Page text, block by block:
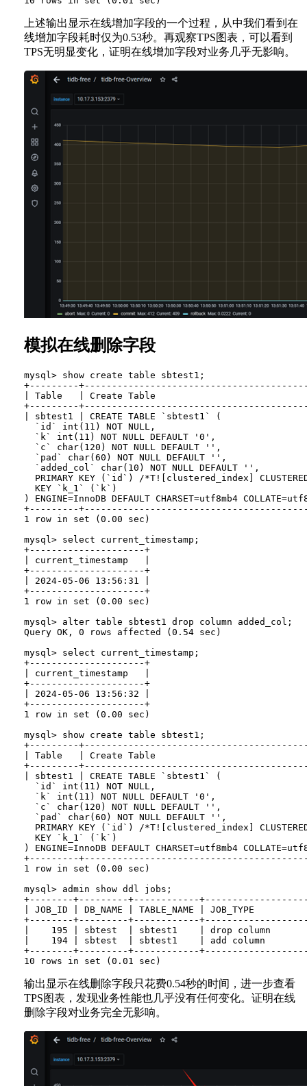
上述输出显示在线增加字段的一个过程，从中我们看到在
线增加字段耗时仅为0.53秒。再观察TPS图表，可以看到
TPS无明显变化，证明在线增加字段对业务几乎无影响。
模拟在线删除字段
mysql> show create table sbtest1;
+---------
| Table   | Create Table
+---------
| sbtest1 | CREATE TABLE `sbtest1` (
  `id` int(11) NOT NULL,
  `k` int(11) NOT NULL DEFAULT '0',
  `c` char(120) NOT NULL DEFAULT '',
  `pad` char(60) NOT NULL DEFAULT '',
  `added_col` char(10) NOT NULL DEFAULT '',
PRIMARY KEY (`id`) /*T![clustered_index]
  KEY `k_1` (`k`)
) ENGINE=InnoDB DEFAULT CHARSET=utf8mb4
+---------
1 row in set (0.00 sec)
mysql> select current_timestamp;
+---------------------+
| current_timestamp   |
+---------------------+
| 2024-05-06 13:56:31 |
+---------------------+
1 row in set (0.00 sec)
mysql> alter table sbtest1 drop column added_col;
Query OK, 0 rows affected (0.54 sec)
mysql> select current_timestamp;
+---------------------+
| current_timestamp   |
+---------------------+
| 2024-05-06 13:56:32 |
+---------------------+
1 row in set (0.00 sec)
mysql> show create table sbtest1;
+---------
| Table   | Create Table
+---------
| sbtest1 | CREATE TABLE `sbtest1` (
  `id` int(11) NOT NULL,
  `k` int(11) NOT NULL DEFAULT '0',
  `c` char(120) NOT NULL DEFAULT '',
  `pad` char(60) NOT NULL DEFAULT '',
PRIMARY KEY (`id`) /*T![clustered_index]
  KEY `k_1` (`k`)
) ENGINE=InnoDB DEFAULT CHARSET=utf8mb4
+---------
1 row in set (0.00 sec)
mysql> admin show ddl jobs;
+--------+---------+------------
| JOB_ID | DB_NAME | TABLE_NAME | JOB_TYPE
+--------+---------+------------
|    195 | sbtest  | sbtest1    | drop column
|    194 | sbtest  | sbtest1    | add column
+--------+---------+------------
输出显示在线删除字段只花费0.54秒的时间，进一步查看
TPS图表，发现业务性能也几乎没有任何变化。证明在线
删除字段对业务完全无影响。